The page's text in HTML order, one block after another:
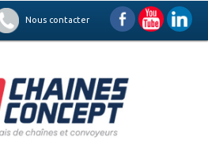
Nous contacter